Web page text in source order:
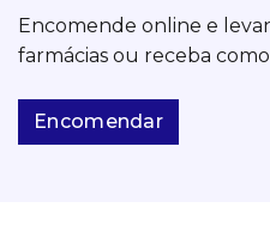
Encomende online e
farmácias ou receba
Encomendar